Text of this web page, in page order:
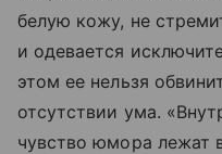
белую кожу, не
и одевается
этом ее нельзя
отсутствии ума.
чувство юмора лежат